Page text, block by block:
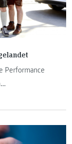
Performance
16. Platz und